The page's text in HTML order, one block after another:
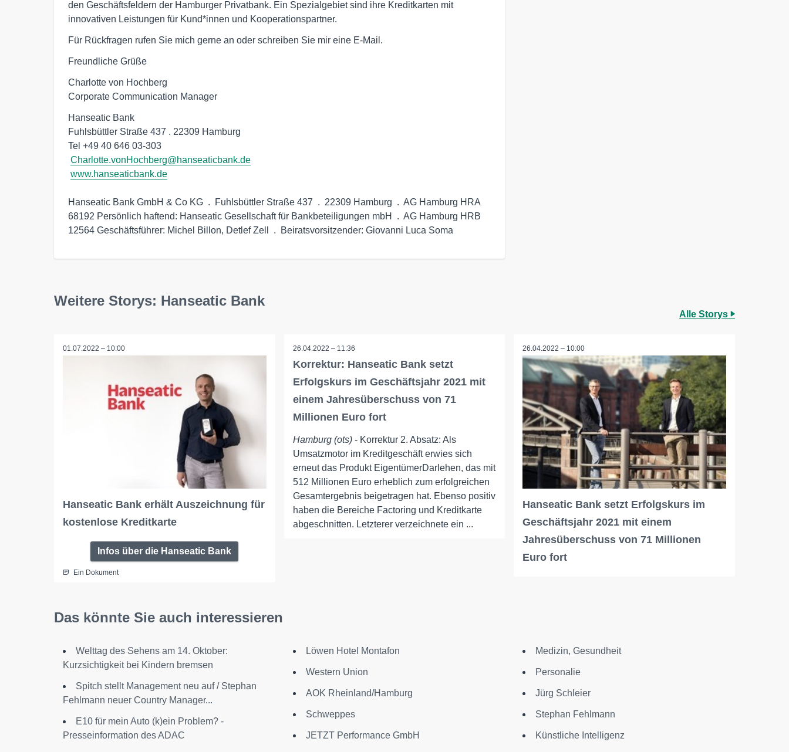
den Geschäftsfeldern der Hamburger Privatbank. Ein Spezialgebiet sind ihre Kreditkarten mit
innovativen Leistungen für Kund*innen und Kooperationspartner.
Für Rückfragen rufen Sie mich gerne an oder schreiben Sie mir eine E-Mail.
Freundliche Grüße
Charlotte von Hochberg
Corporate Communication Manager
Hanseatic Bank
Fuhlsbüttler Straße 437 . 22309 Hamburg
Tel +49 40 646 03-303
Charlotte.vonHochberg@hanseaticbank.de
www.hanseaticbank.de
Hanseatic Bank GmbH & Co KG  .  Fuhlsbüttler Straße 437  .  22309 Hamburg  .  AG Hamburg HRA
68192 Persönlich haftend: Hanseatic Gesellschaft für Bankbeteiligungen mbH  .  AG Hamburg HRB
12564 Geschäftsführer: Michel Billon, Detlef Zell  .  Beiratsvorsitzender: Giovanni Luca Soma
Weitere Storys: Hanseatic Bank
Alle Storys
01.07.2022 – 10:00
Hanseatic Bank erhält Auszeichnung für
kostenlose Kreditkarte
Infos über die Hanseatic Bank
Ein Dokument
26.04.2022 – 11:36
Korrektur: Hanseatic Bank setzt
Erfolgskurs im Geschäftsjahr 2021 mit
einem Jahresüberschuss von 71
Millionen Euro fort
Hamburg (ots)- Korrektur 2. Absatz: Als
Umsatzmotor im Kreditgeschäft erwies sich
erneut das Produkt EigentümerDarlehen, das mit
512 Millionen Euro erheblich zum erfolgreichen
Gesamtergebnis beigetragen hat. Ebenso positiv
haben die Bereiche Factoring und Kreditkarte
abgeschnitten. Letzterer verzeichnete ein ...
26.04.2022 – 10:00
Hanseatic Bank setzt Erfolgskurs im
Geschäftsjahr 2021 mit einem
Jahresüberschuss von 71 Millionen
Euro fort
Das könnte Sie auch interessieren
Welttag des Sehens am 14. Oktober:
Kurzsichtigkeit bei Kindern bremsen
Spitch stellt Management neu auf / Stephan
Fehlmann neuer Country Manager...
E10 für mein Auto (k)ein Problem? -
Presseinformation des ADAC
Löwen Hotel Montafon
Western Union
AOK Rheinland/Hamburg
Schweppes
JETZT Performance GmbH
Medizin, Gesundheit
Personalie
Jürg Schleier
Stephan Fehlmann
Künstliche Intelligenz